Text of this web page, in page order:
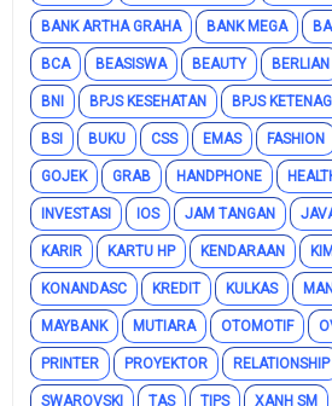
BANK ARTHA GRAHA BANK MEGA
BCA BEASISWA BEAUTY BERLIAN
BNI BPJS KESEHATAN BPJS
BSI BUKU CSS EMAS FASHION
GOJEK GRAB HANDPHONE
INVESTASI IOS JAM TANGAN
KARIR KARTU HP KENDARAAN
KONANDASC KREDIT KULKAS
MAYBANK MUTIARA OTOMOTIF
PRINTER PROYEKTOR RELATIONSHIP
SWAROVSKI TAS TIPS XANH SM